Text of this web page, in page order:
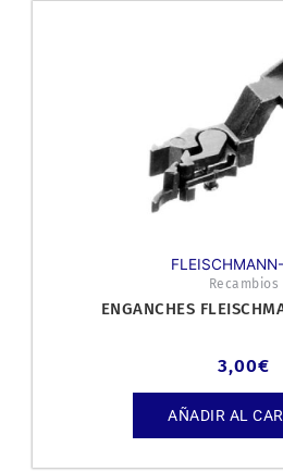
Recambios
ENGANCHES
3,00€
AÑADIR AL